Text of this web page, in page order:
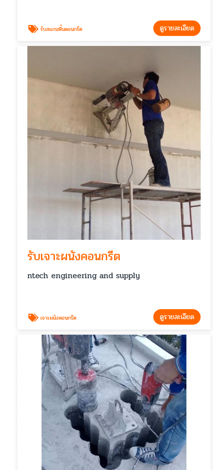
รับสแกนพื้นคอนกรีต ดูรายละเอียด
รับเจาะผนังคอนกรีต
ntech engineering and supply
เจาะผนังคอนกรีต ดูรายละเอียด